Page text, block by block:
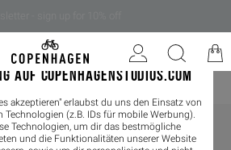
AUF COPENHAGENSTUDIOS.COM
akzeptieren" erlaubst du uns den Einsatz von
Technologien (z.B. IDs für mobile Werbung).
Technologien, um dir das bestmögliche
und die Funktionalitäten unserer Website